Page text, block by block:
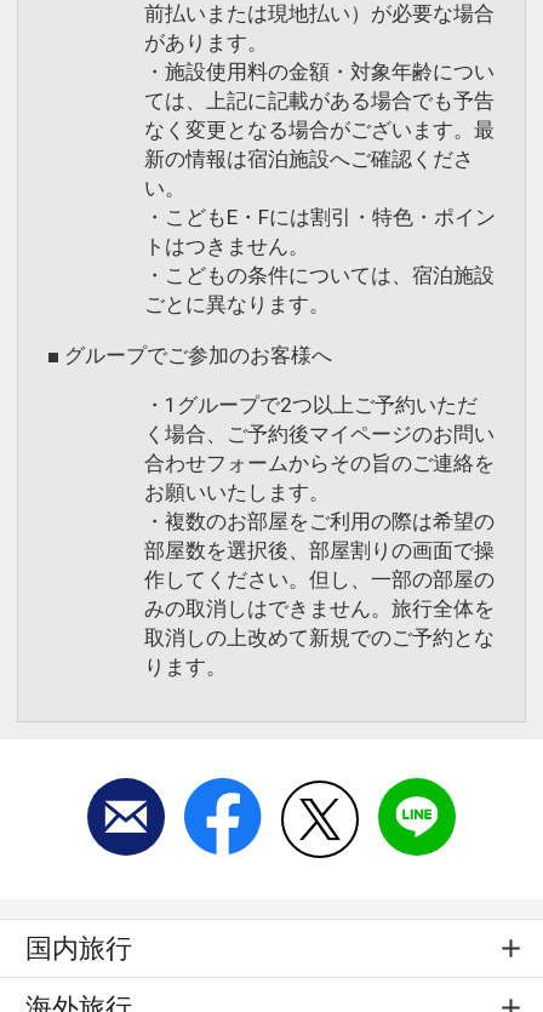
前払いまたは現地払い）が必要な場合
があります。
・施設使用料の金額・対象年齢につい
ては、上記に記載がある場合でも予告
なく変更となる場合がございます。最
新の情報は宿泊施設へご確認くださ
い。
・こどもE・Fには割引・特色・ポイン
トはつきません。
・こどもの条件については、宿泊施設
ごとに異なります。
■ グループでご参加のお客様へ
・1グループで2つ以上ご予約いただ
く場合、ご予約後マイページのお問い
合わせフォームからその旨のご連絡を
お願いいたします。
・複数のお部屋をご利用の際は希望の
部屋数を選択後、部屋割りの画面で操
作してください。但し、一部の部屋の
みの取消しはできません。旅行全体を
取消しの上改めて新規でのご予約とな
ります。
国内旅行